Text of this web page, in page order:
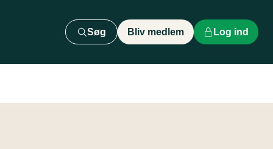
Søg Bliv medlem Log ind